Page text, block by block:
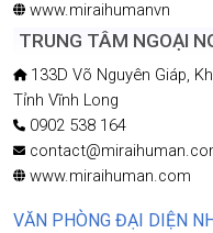
www.miraihumanvn
TRUNG TÂM NGOẠI
133D Võ Nguyên Giáp,
Tỉnh Vĩnh Long
0902 538 164
www.miraihuman.com
VĂN PHÒNG ĐẠI DIỆN